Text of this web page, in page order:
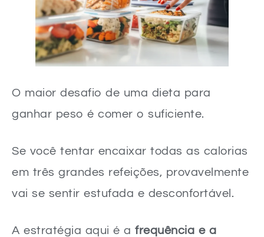
O maior desafio de uma dieta para
ganhar peso é comer o suficiente.
Se você tentar encaixar todas as calorias
em três grandes refeições, provavelmente
vai se sentir estufada e desconfortável.
A estratégia aqui é a frequência e a